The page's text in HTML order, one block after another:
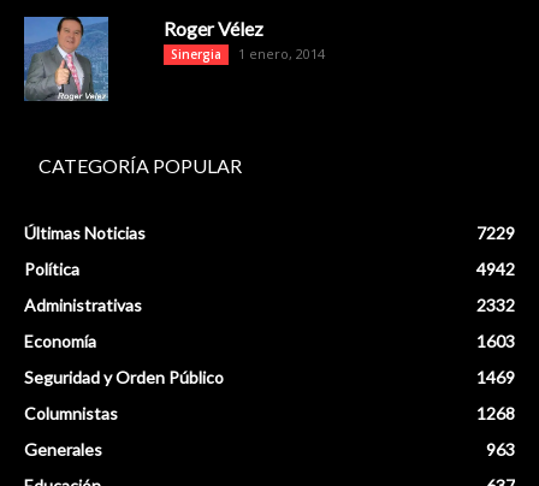
Roger Vélez
Sinergia 1 enero, 2014
CATEGORÍA POPULAR
Últimas Noticias
7229
Política
4942
Administrativas
2332
Economía
1603
Seguridad y Orden Público
1469
Columnistas
1268
Generales
963